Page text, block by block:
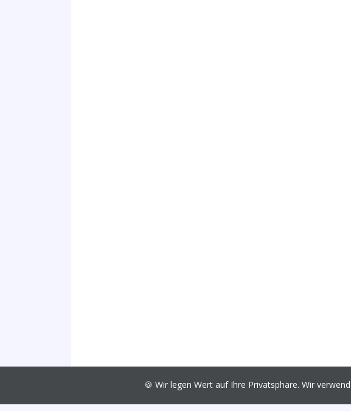
🍪 Wir legen Wert auf Ihre Privatsphäre. Wir